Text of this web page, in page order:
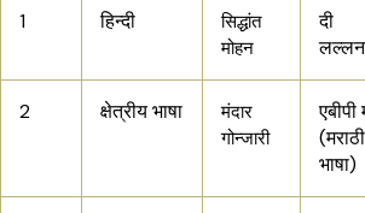
1 हिन्दी
सिद्धांत
मोहन
दी
2 क्षेत्रीय भाषा
मंदार
गोन्जारी
एबीपी
(मराठी
भाषा)